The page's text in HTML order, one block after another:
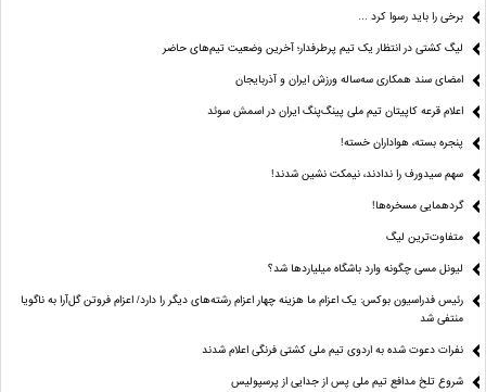
برخی را باید رسوا کرد …
لیگ کشتی در انتظار یک تیم پرطرفدار؛ آخرین وضعیت تیم‌های حاضر
امضای سند همکاری سه‌ساله ورزش ایران و آذربایجان
اعلام قرعه کاپیتان تیم ملی پینگ‌پنگ ایران در اسمش سوئد
پنجره بسته، هواداران خسته!
سهم سیدورف را ندادند، نیمکت نشین شدند!
گردهمایی مسخره‌ها!
متفاوت‌ترین لیگ
لیونل مسی چگونه وارد باشگاه میلیاردها شد؟
رئیس فدراسیون بوکس: یک اعزام ما هزینه چهار اعزام رشته‌های دیگر را دارد/ اعزام فروتن گل‌آرا به ناگویا
منتفی شد
نفرات دعوت شده به اردوی تیم ملی کشتی فرنگی اعلام شدند
شروع تلخ مدافع تیم ملی پس از جدایی از پرسپولیس